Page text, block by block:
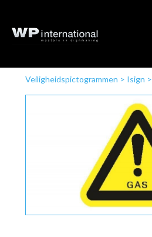
Veiligheidspictogrammen > Isign >